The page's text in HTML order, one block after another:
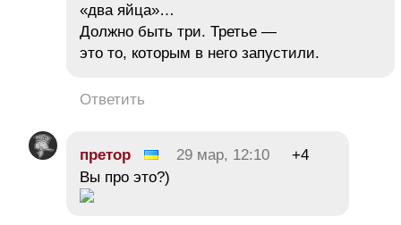
«два яйца»…
Должно быть три. Третье —
это то, которым в него запустили.
Ответить
претор 29 мар, 12:10
+4
Вы про это?)